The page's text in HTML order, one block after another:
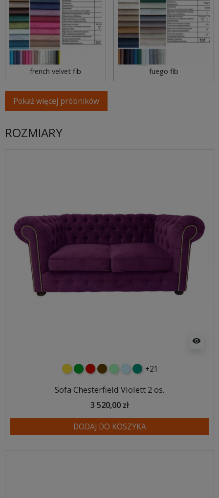
french velvet fib fuego fib
Pokaż więcej próbników
ROZMIARY
visibility
żółtyzielonyczerwony
czekoladowy
miętowybłękitny
turkusowy
+21
Sofa Chesterfield Violett 2 os.
3 520,00 zł
DODAJ DO KOSZYKA